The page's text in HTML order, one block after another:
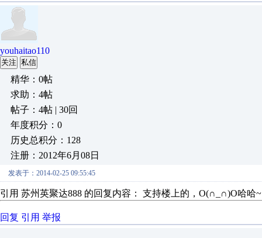
youhaitao110
关注 私信
精华：0帖
求助：4帖
帖子：4帖 | 30回
年度积分：0
历史总积分：128
注册：2012年6月08日
发表于：2014-02-25 09:55:45
引用 苏州英聚达888 的回复内容： 支持楼上的，O(∩_∩)O哈哈~
回复 引用 举报